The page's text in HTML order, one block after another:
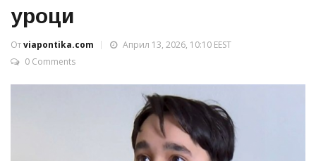
уроци
Отviapontika.com
Април 13, 2026, 10:10 EEST
0 Comments